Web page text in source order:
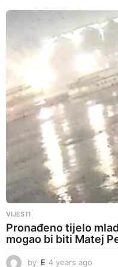
VIJESTI
Pronađeno tijelo
mogao bi biti Matej
by E 4 years ago